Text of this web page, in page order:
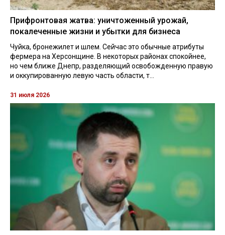
Прифронтовая жатва: уничтоженный урожай,
покалеченные жизни и убытки для бизнеса
Чуйка, бронежилет и шлем. Сейчас это обычные атрибуты
фермера на Херсонщине. В некоторых районах спокойнее,
но чем ближе Днепр, разделяющий освобожденную правую
и оккупированную левую часть области, т...
31 июля 2026